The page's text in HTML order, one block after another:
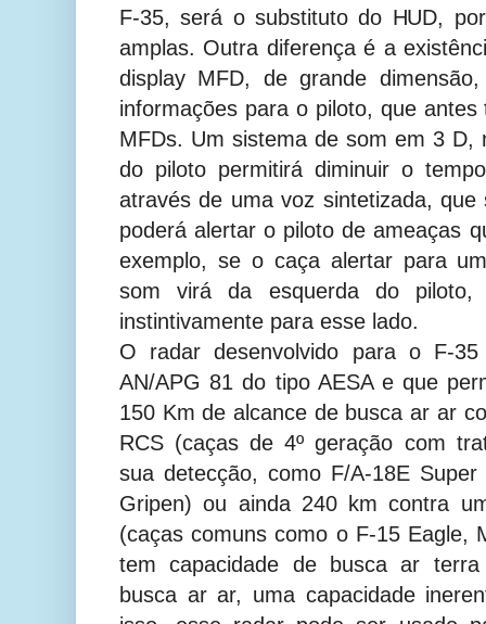
F-35, será o substituto do HUD,
amplas. Outra diferença é a
display MFD, de grande
informações para o piloto, que
MFDs. Um sistema de som em 3 D,
do piloto permitirá diminuir o
através de uma voz sintetizada,
poderá alertar o piloto de ameaças
exemplo, se o caça alertar para
som virá da esquerda do
instintivamente para esse lado.
O radar desenvolvido para o F-
AN/APG 81 do tipo AESA e que
150 Km de alcance de busca ar ar
RCS (caças de 4º geração com
sua detecção, como F/A-18E
Gripen) ou ainda 240 km contra
(caças comuns como o F-15 Eagle,
tem capacidade de busca ar
busca ar ar, uma capacidade